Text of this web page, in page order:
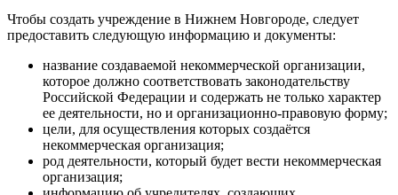
Чтобы создать учреждение в Нижнем Новгороде, следует
предоставить следующую информацию и документы:
название создаваемой некоммерческой организации,
которое должно соответствовать законодательству
Российской Федерации и содержать не только характер
ее деятельности, но и организационно-правовую форму;
цели, для осуществления которых создаётся
некоммерческая организация;
род деятельности, который будет вести некоммерческая
организация;